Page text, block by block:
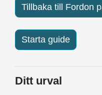
Tillbaka till Fordon
Starta guide
Ditt urval